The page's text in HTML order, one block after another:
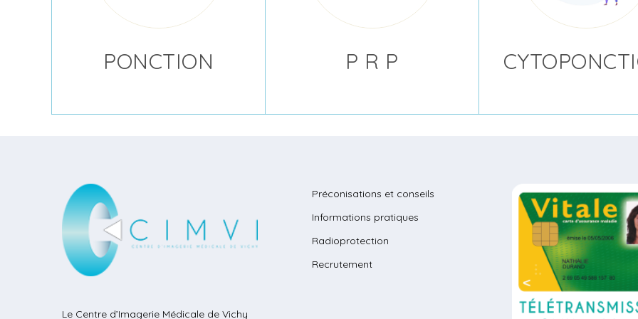
PONCTION P R P
Le Centre d’Imagerie Médicale de Vichy
Préconisations et conseils
Informations pratiques
Radioprotection
Recrutement